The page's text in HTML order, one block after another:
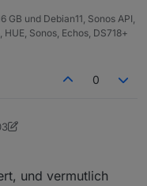
und Debian11, Sonos API,
Sonos, Echos, DS718+
0
und vermutlich